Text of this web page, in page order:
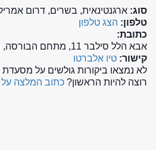
סוג: ארגנטינאית, בשרים, דרום
טלפון: הצג טלפון
כתובת:
אבא הלל סילבר 11, מתחם הבורסה, רמת גן
קישור: טיו אלברטו
לא נמצאו ביקורות גולשים על
רוצה להיות הראשון? כתוב המלצה על